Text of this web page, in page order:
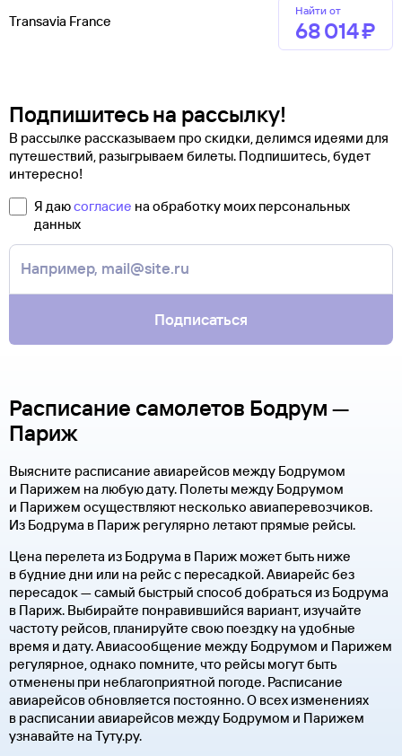
Transavia France
Найти от
68 ⁠014 ⁠₽
Подпишитесь на рассылку!
В рассылке рассказываем про скидки, делимся идеями для
путешествий, разыгрываем билеты. Подпишитесь, будет
интересно!
Я даюсогласие на обработку моих персональных
данных
Подписаться
Расписание самолетов Бодрум —
Париж
Выясните расписание авиарейсов между Бодрумом
и Парижем на любую дату. Полеты между Бодрумом
и Парижем осуществляют несколько авиаперевозчиков.
Из Бодрума в Париж регулярно летают прямые рейсы.
Цена перелета из Бодрума в Париж может быть ниже
в будние дни или на рейс с пересадкой. Авиарейс без
пересадок — самый быстрый способ добраться из Бодрума
в Париж. Выбирайте понравившийся вариант, изучайте
частоту рейсов, планируйте свою поездку на удобные
время и дату. Авиасообщение между Бодрумом и Парижем
регулярное, однако помните, что рейсы могут быть
отменены при неблагоприятной погоде. Расписание
авиарейсов обновляется постоянно. О всех изменениях
в расписании авиарейсов между Бодрумом и Парижем
узнавайте на Туту.ру.